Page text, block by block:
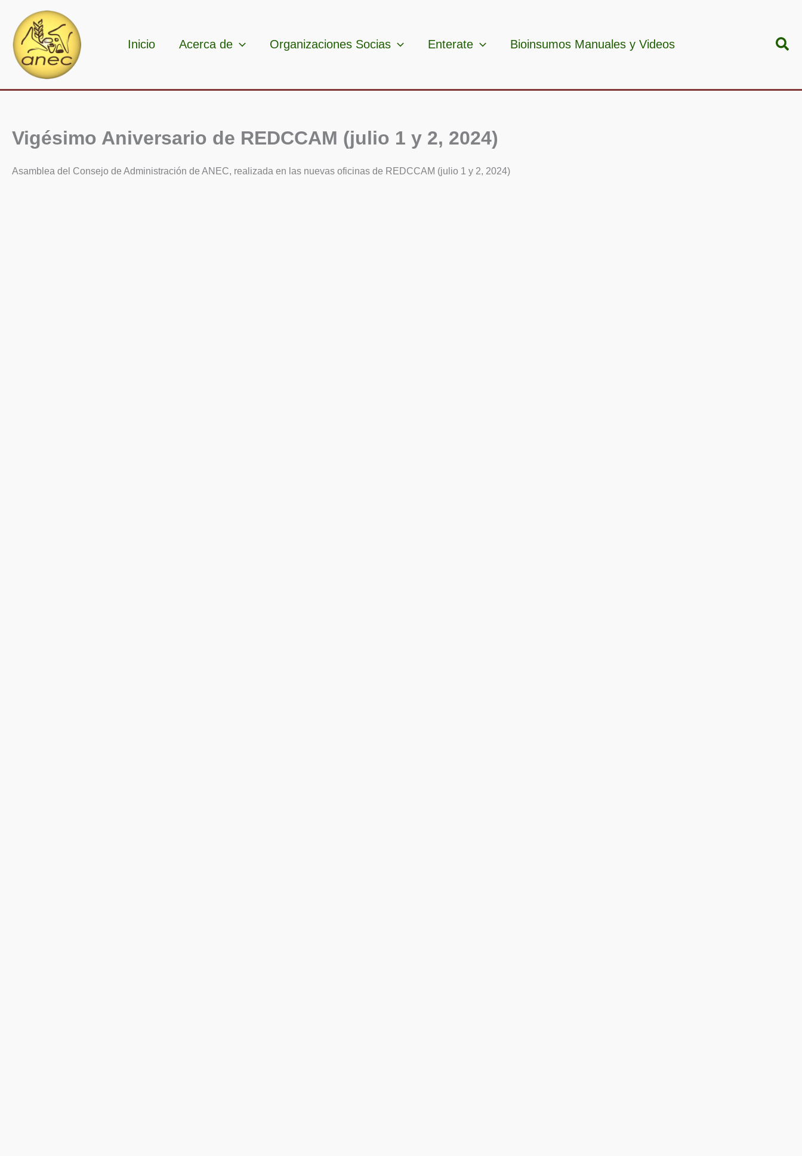
contenido
Inicio Acerca de Organizaciones Socias Enterate Bioinsumos Manuales y Videos
Vigésimo Aniversario de REDCCAM (julio 1 y 2, 2024)
Asamblea del Consejo de Administración de ANEC, realizada en las nuevas oficinas de REDCCAM (julio 1 y 2, 2024)